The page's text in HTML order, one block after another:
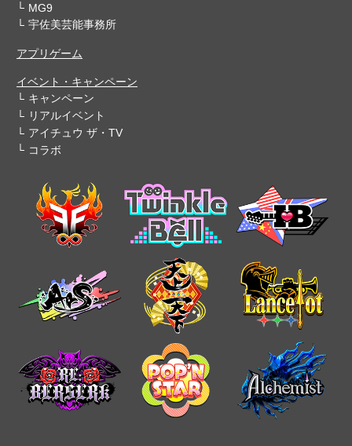
MG9
宇佐美芸能事務所
アプリゲーム
イベント・キャンペーン
キャンペーン
リアルイベント
アイチュウ ザ・TV
コラボ